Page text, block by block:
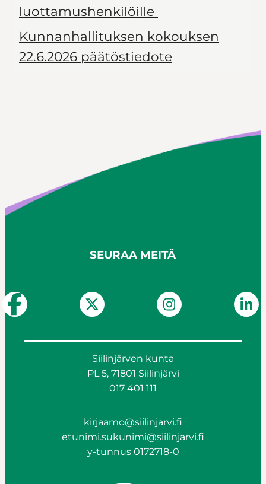
luottamushenkilöille
Kunnanhallituksen kokouksen
22.6.2026 päätöstiedote
SEURAA MEITÄ
Siilinjärven kunta
PL 5, 71801 Siilinjärvi
017 401 111
kirjaamo@siilinjarvi.fi
etunimi.sukunimi@siilinjarvi.fi
y-tunnus 0172718-0